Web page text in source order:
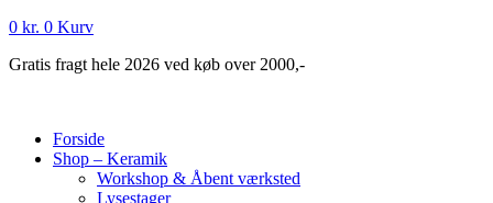
0 kr. 0 Kurv
Gratis fragt hele 2026 ved køb over 2000,-
Forside
Shop – Keramik
Workshop & Åbent værksted
Lysestager